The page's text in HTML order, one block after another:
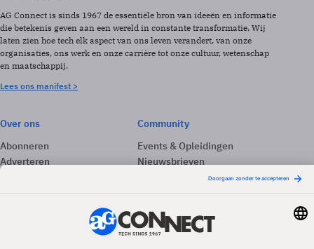
AG Connect is sinds 1967 de essentiële bron van ideeën en informatie
die betekenis geven aan een wereld in constante transformatie. Wij
laten zien hoe tech elk aspect van ons leven verandert, van onze
organisaties, ons werk en onze carrière tot onze cultuur, wetenschap
en maatschappij.
Lees ons manifest >
Over ons
Abonneren
Adverteren
Community
Events & Opleidingen
Nieuwsbrieven